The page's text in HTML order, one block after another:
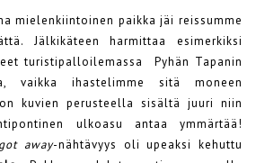
mielenkiintoinen paikka jäi reissumme
Jälkikäteen harmittaa esimerkiksi
turistipalloilemassa Pyhän Tapanin
vaikka ihastelimme sitä moneen
kuvien perusteella sisältä juuri niin
ulkoasu antaa ymmärtää!
away-nähtävyys oli upeaksi kehuttu